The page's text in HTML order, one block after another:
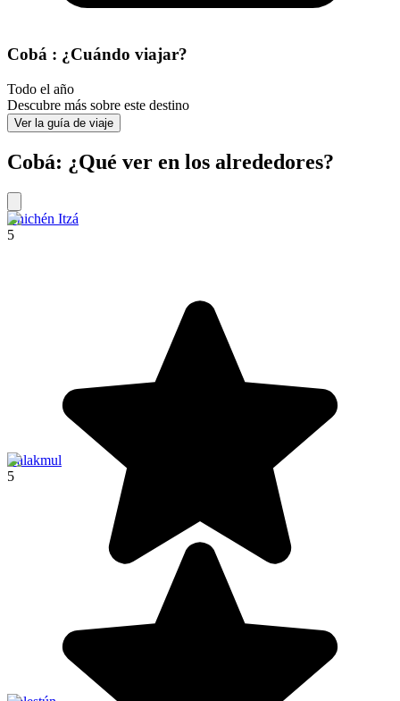
Cobá : ¿Cuándo viajar?
Todo el año
Descubre más sobre este destino
Ver la guía de viaje
Cobá: ¿Qué ver en los alrededores?
Chichén Itzá
5
Calakmul
5